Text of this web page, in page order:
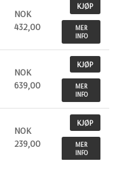
NOK
432,00
KJØP
MER
INFO
NOK
639,00
KJØP
MER
INFO
NOK
239,00
KJØP
MER
INFO